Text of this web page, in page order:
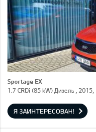
Sportage EX
1.7 CRDi (85 kW) Дизель ,
Я ЗАИНТЕРЕСОВАН!